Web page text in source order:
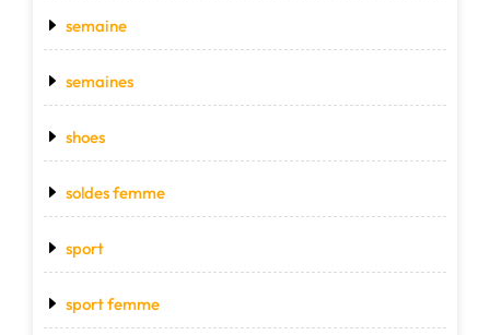
semaine
semaines
shoes
soldes femme
sport
sport femme